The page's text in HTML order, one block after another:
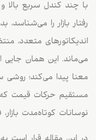
با چند کندل سریع بالا
رفتار بازار را
اندیکاتورهای متعدد،
می‌ماند. این همان
معنا پیدا می‌کند؛
مستقیم حرکات قیمت
نوسانات کوتاه‌مدت